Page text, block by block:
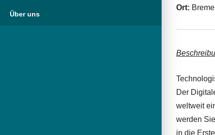
Über uns
Ort:
Der
weltweit
werden
in die